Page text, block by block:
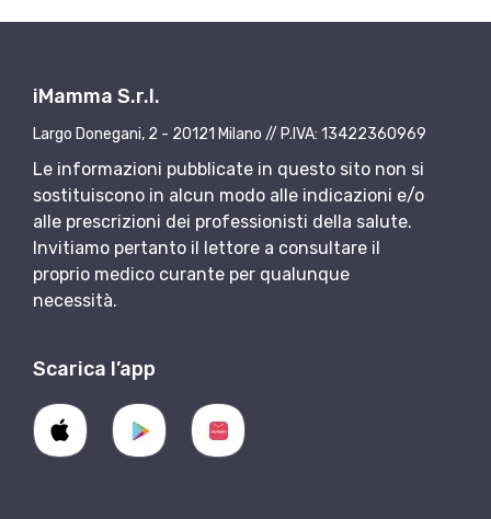
iMamma S.r.l.
Largo Donegani, 2 - 20121 Milano // P.IVA: 13422360969
Le informazioni pubblicate in questo sito non si
sostituiscono in alcun modo alle indicazioni e/o
alle prescrizioni dei professionisti della salute.
Invitiamo pertanto il lettore a consultare il
proprio medico curante per qualunque
necessità.
Scarica l’app